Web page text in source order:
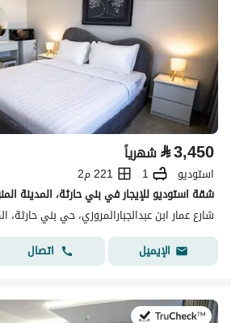
⃁3,450 شهرياً
استوديو 1
221 م2
شقة استوديو للإيجار في بني حارثة، المدينة
شارع عمار ابن عبدالجبارالمروزي، حي بني حارثة،
الإيميل
اتصال